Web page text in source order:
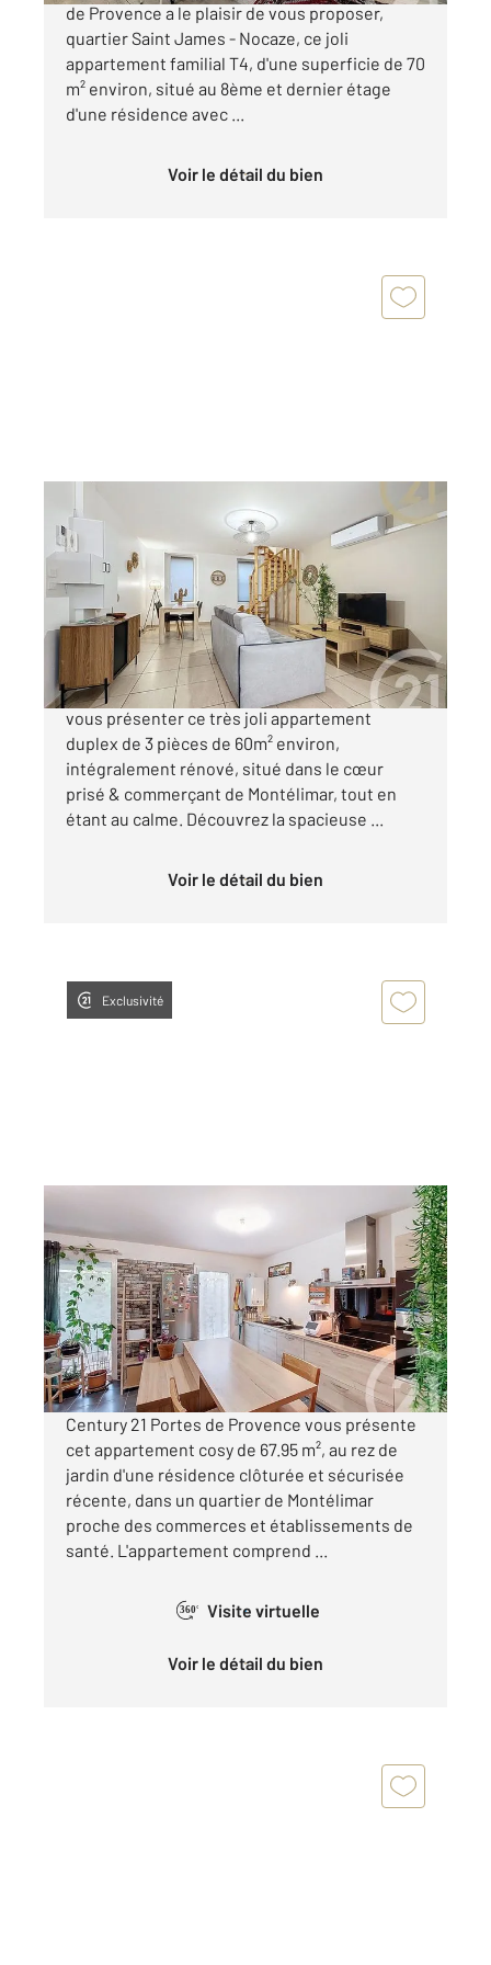
de Provence a le plaisir de vous proposer,
quartier Saint James - Nocaze, ce joli
appartement familial T4, d'une superficie de 70
m² environ, situé au 8ème et dernier étage
d'une résidence avec ...
Voir le détail du bien
MONTELIMAR 26
59,62 m
Ref : 4798
Appartement Duplex à vendre
125 000 €
Century 21 Portes de Provence a le privilège de
vous présenter ce très joli appartement
duplex de 3 pièces de 60m² environ,
intégralement rénové, situé dans le cœur
prisé & commerçant de Montélimar, tout en
étant au calme. Découvrez la spacieuse ...
Voir le détail du bien
Exclusivité
67,95 m
Ref : 4758
Appartement F3 à vendre
177 000 €
Visiter le site dédié
Century 21 Portes de Provence vous présente
cet appartement cosy de 67.95 m², au rez de
jardin d'une résidence clôturée et sécurisée
récente, dans un quartier de Montélimar
proche des commerces et établissements de
santé. L'appartement comprend ...
360° Visite virtuelle
Voir le détail du bien